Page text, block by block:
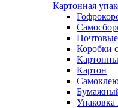
Картонная
Коробки
Картон
Упаковка